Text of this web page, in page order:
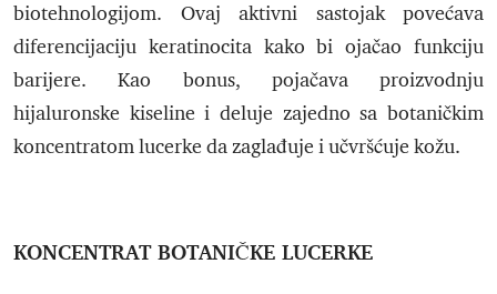
biotehnologijom. Ovaj aktivni sastojak povećava
diferencijaciju keratinocita kako bi ojačao funkciju
barijere. Kao bonus, pojačava proizvodnju
hijaluronske kiseline i deluje zajedno sa botaničkim
koncentratom lucerke da zaglađuje i učvršćuje kožu.
KONCENTRAT BOTANIČKE LUCERKE